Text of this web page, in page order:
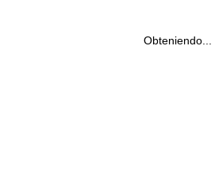
Obteniendo...